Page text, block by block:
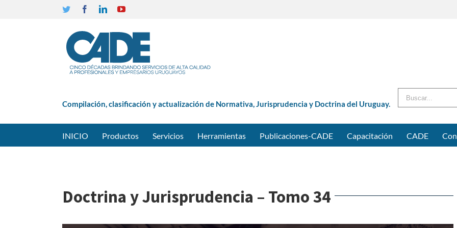
Twitter FacebookLinkedinYouTube
Compilación, clasificación y actualización de Normativa, Jurisprudencia y Doctrina del Uruguay.
INICIO Productos Servicios Herramientas Publicaciones-CADE Capacitación CADE
Doctrina y Jurisprudencia – Tomo 34